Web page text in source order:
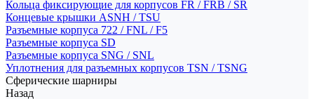
Кольца фиксирующие для корпусов FR / FRB / SR
Концевые крышки ASNH / TSU
Разъемные корпуса 722 / FNL / F5
Разъемные корпуса SD
Разъемные корпуса SNG / SNL
Уплотнения для разъемных корпусов TSN / TSNG
Сферические шарниры
Назад